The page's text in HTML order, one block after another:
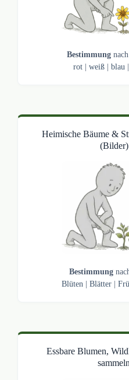
Bestimmung
rot| weiß| blau|
Heimische Bäume &
Bestimmung
Blüten |Blätter |
Essbare Blumen,